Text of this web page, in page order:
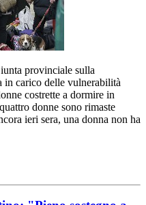
provinciale sulla
in carico delle vulnerabilità
costrette a dormire in
donne sono rimaste
ieri sera, una donna non ha